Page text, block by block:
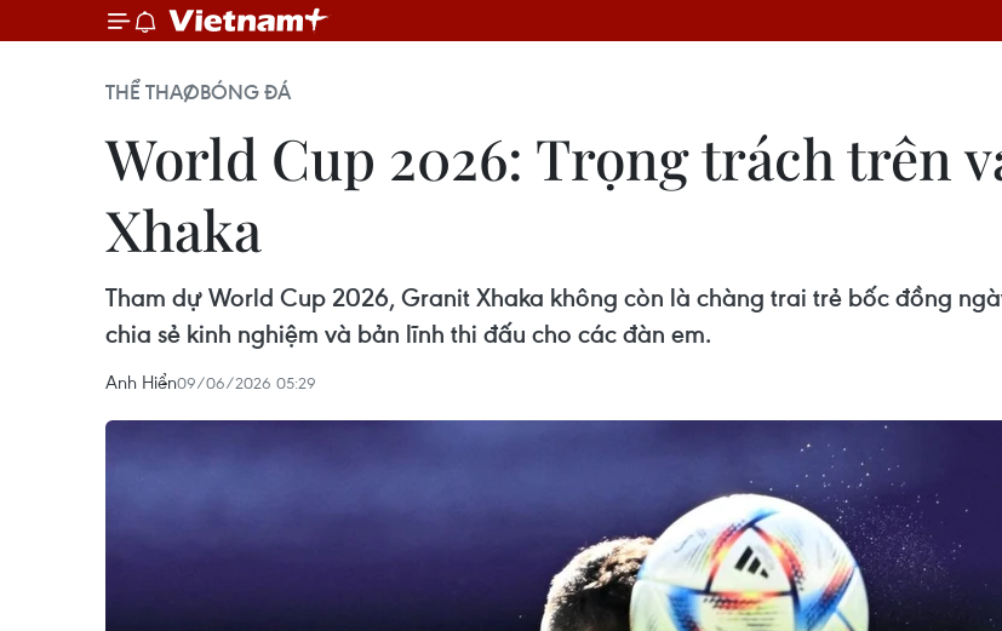
THỂ THAOBÓNG ĐÁ
World Cup 2026: Trọng trách trên
Xhaka
Tham dự World Cup 2026, Granit Xhaka không còn là chàng trai trẻ bốc đồng
chia sẻ kinh nghiệm và bản lĩnh thi đấu cho các đàn em.
Anh Hiển09/06/2026 05:29